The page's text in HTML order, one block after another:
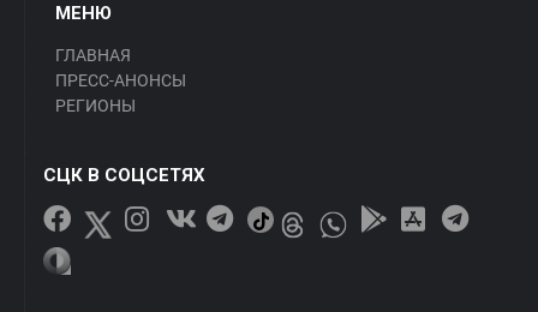
МЕНЮ
ГЛАВНАЯ
ПРЕСС-АНОНСЫ
РЕГИОНЫ
СЦК В СОЦСЕТЯХ